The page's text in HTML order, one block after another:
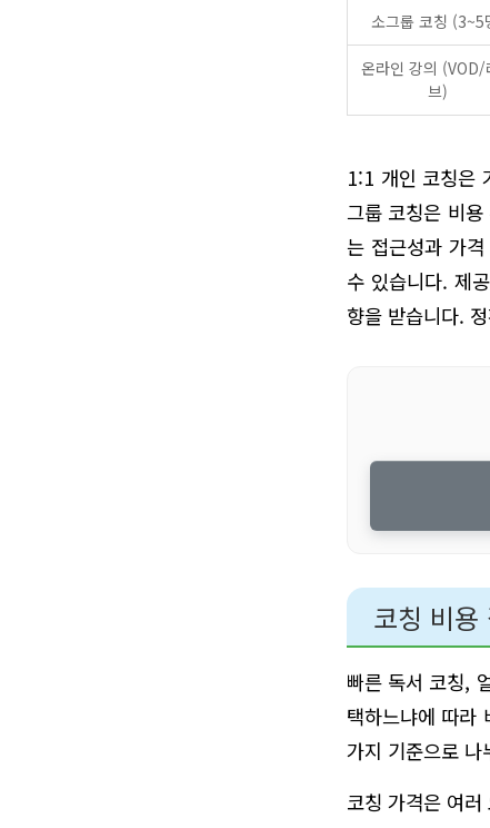
소그룹 코칭 (3~5
온라인 강의 (VOD/
브)
1:1 개인 코칭은
그룹 코칭은 비
는 접근성과 가
수 있습니다. 제
향을 받습니다.
코칭 비용
빠른 독서 코칭,
택하느냐에 따라
가지 기준으로 나
코칭 가격은 여